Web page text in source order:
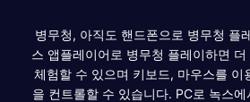
병무청, 아직도 핸드폰으로 병무청 플
스 앱플레이어로 병무청 플레이하면
체험할 수 있으며 키보드, 마우스를 이
을 컨트롤할 수 있습니다. PC로 녹스